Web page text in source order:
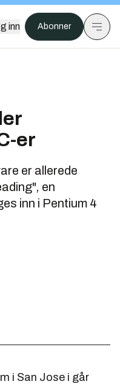
inn Abonner
er
er allerede
en
inn i Pentium 4
i San Jose i går